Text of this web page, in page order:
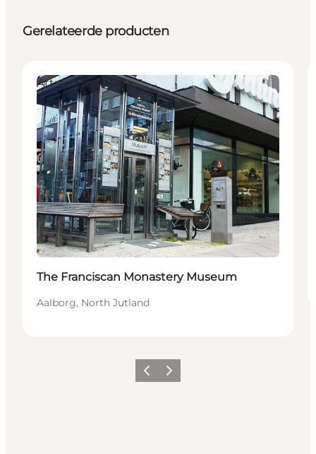
Gerelateerde producten
Attractions
The Franciscan Monastery Museum
Aalborg, North Jutland
Vorige Volgende